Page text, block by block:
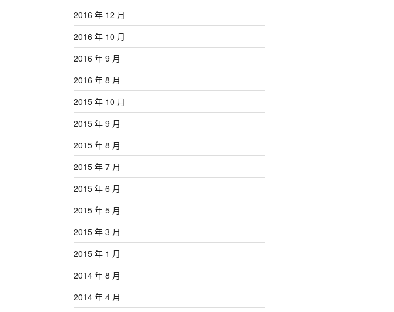
2016 年 12 月
2016 年 10 月
2016 年 9 月
2016 年 8 月
2015 年 10 月
2015 年 9 月
2015 年 8 月
2015 年 7 月
2015 年 6 月
2015 年 5 月
2015 年 3 月
2015 年 1 月
2014 年 8 月
2014 年 4 月